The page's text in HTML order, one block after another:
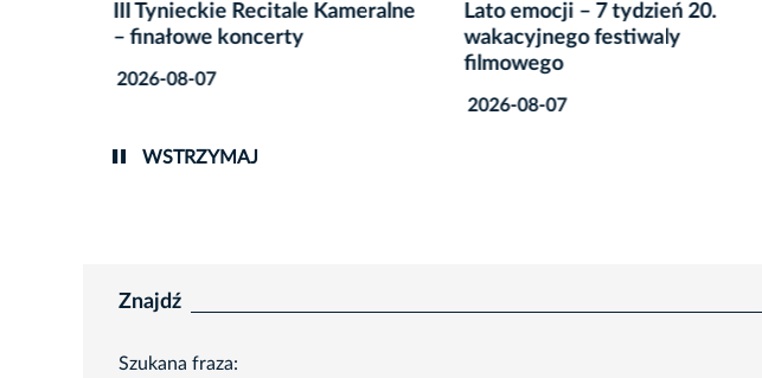
III Tynieckie Recitale Kameralne
– finałowe koncerty
2026-08-07
Lato emocji – 7 tydzień 20.
wakacyjnego festiwaly
filmowego
2026-08-07
WSTRZYMAJ
Znajdź
Szukana fraza: